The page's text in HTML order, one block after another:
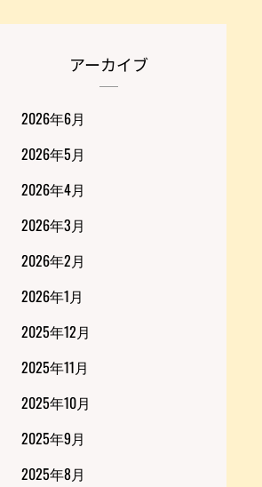
アーカイブ
2026年6月
2026年5月
2026年4月
2026年3月
2026年2月
2026年1月
2025年12月
2025年11月
2025年10月
2025年9月
2025年8月